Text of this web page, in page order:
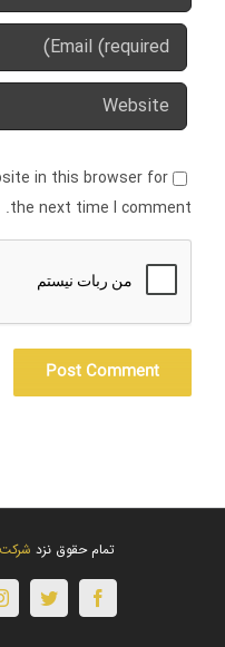
in this browser for
the next time I comment.
تمام حقوق نزد
facebook